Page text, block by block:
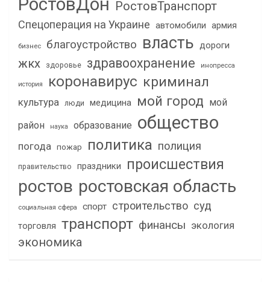
РостовДон РостовТранспорт
Спецоперация на Украине автомобили армия
бизнес благоустройство власть дороги
жкх здоровье здравоохранение инопресса
история коронавирус криминал
культура люди медицина мой город мой
район
наука образование общество
погода пожар политика полиция
правительство праздники происшествия
ростов ростовская область
социальная сфера спорт строительство суд
торговля транспорт финансы экология
экономика